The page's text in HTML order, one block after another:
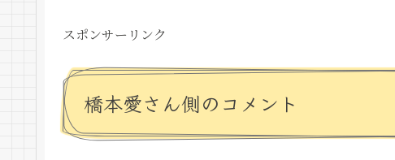
スポンサーリンク
橋本愛さん側のコメント